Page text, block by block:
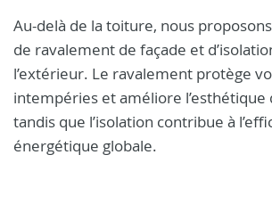
Au-delà de la toiture, nous
de ravalement de façade et
l’extérieur. Le ravalement protège
intempéries et améliore l’esthétique
tandis que l’isolation contribue à
énergétique globale.